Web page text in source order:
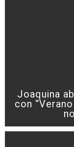
Joaquina
con